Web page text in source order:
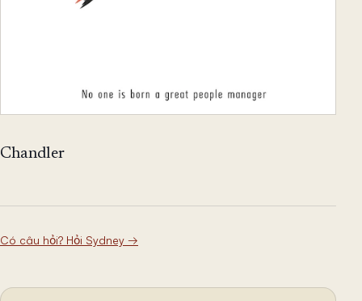
Chandler
Có câu hỏi? Hỏi Sydney →